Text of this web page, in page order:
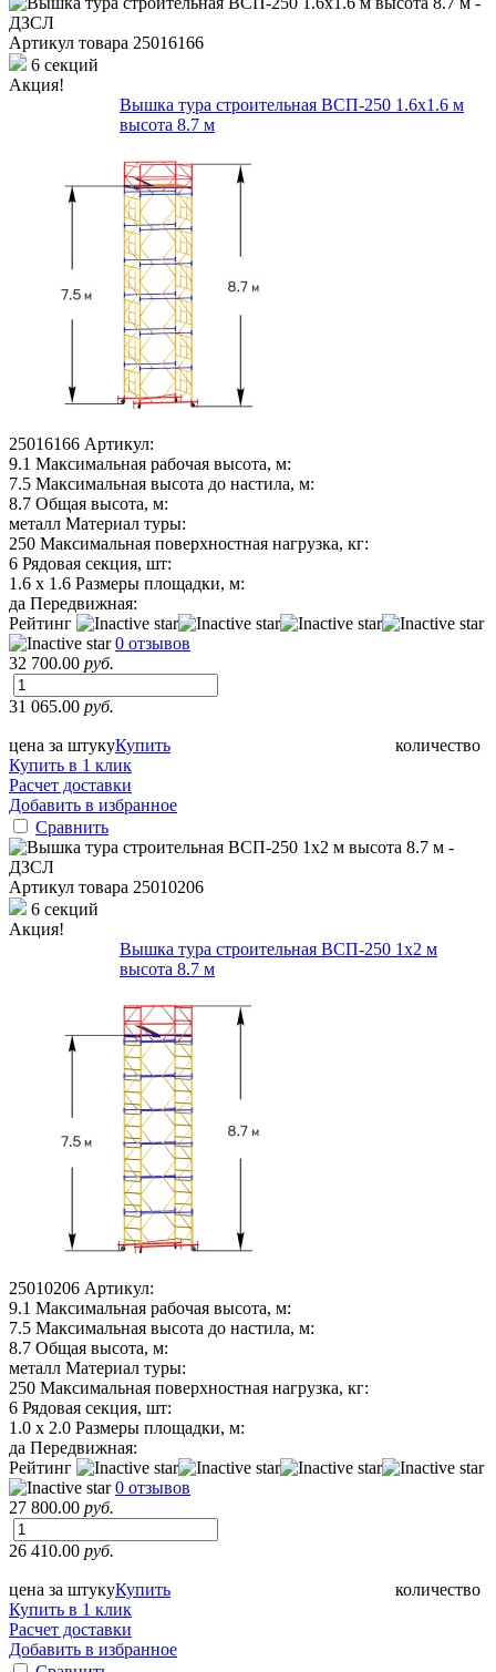
Артикул товара 25016166
6 секций
Акция!
Вышка тура строительная ВСП-250 1.6х1.6 м
высота 8.7 м
25016166 Артикул:
9.1 Максимальная рабочая высота, м:
7.5 Максимальная высота до настила, м:
8.7 Общая высота, м:
металл Материал туры:
250 Максимальная поверхностная нагрузка, кг:
6 Рядовая секция, шт:
1.6 х 1.6 Размеры площадки, м:
да Передвижная:
Рейтинг
0 отзывов
32 700.00 руб.
31 065.00 руб.
цена за штуку количество
Купить
Купить в 1 клик
Расчет доставки
Добавить в избранное
Сравнить
Артикул товара 25010206
6 секций
Акция!
Вышка тура строительная ВСП-250 1х2 м
высота 8.7 м
25010206 Артикул:
9.1 Максимальная рабочая высота, м:
7.5 Максимальная высота до настила, м:
8.7 Общая высота, м:
металл Материал туры:
250 Максимальная поверхностная нагрузка, кг:
6 Рядовая секция, шт:
1.0 х 2.0 Размеры площадки, м:
да Передвижная:
Рейтинг
0 отзывов
27 800.00 руб.
26 410.00 руб.
цена за штуку количество
Купить
Купить в 1 клик
Расчет доставки
Добавить в избранное